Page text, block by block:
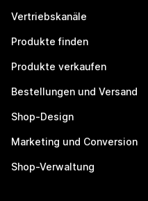
Vertriebskanäle
Produkte finden
Produkte verkaufen
Bestellungen und Versand
Shop-Design
Marketing und Conversion
Shop-Verwaltung